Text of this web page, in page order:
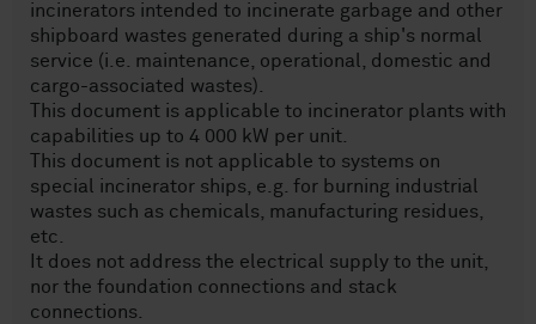
incinerators intended to incinerate garbage and other
shipboard wastes generated during a ship's normal
service (i.e. maintenance, operational, domestic and
cargo-associated wastes).
This document is applicable to incinerator plants with
capabilities up to 4 000 kW per unit.
This document is not applicable to systems on
special incinerator ships, e.g. for burning industrial
wastes such as chemicals, manufacturing residues,
etc.
It does not address the electrical supply to the unit,
nor the foundation connections and stack
connections.